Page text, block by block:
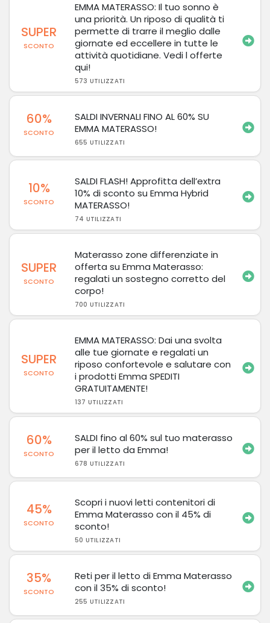
SUPER
SCONTO
EMMA MATERASSO: Il tuo sonno è
una priorità. Un riposo di qualità ti
permette di trarre il meglio dalle
giornate ed eccellere in tutte le
attività quotidiane. Vedi l offerte
qui!
573 UTILIZZATI
60%
SCONTO
SALDI INVERNALI FINO AL 60% SU
EMMA MATERASSO!
655 UTILIZZATI
10%
SCONTO
SALDI FLASH! Approfitta dell’extra
10% di sconto su Emma Hybrid
MATERASSO!
74 UTILIZZATI
SUPER
SCONTO
Materasso zone differenziate in
offerta su Emma Materasso:
regalati un sostegno corretto del
corpo!
700 UTILIZZATI
SUPER
SCONTO
EMMA MATERASSO: Dai una svolta
alle tue giornate e regalati un
riposo confortevole e salutare con
i prodotti Emma SPEDITI
GRATUITAMENTE!
137 UTILIZZATI
60%
SCONTO
SALDI fino al 60% sul tuo materasso
per il letto da Emma!
678 UTILIZZATI
45%
SCONTO
Scopri i nuovi letti contenitori di
Emma Materasso con il 45% di
sconto!
50 UTILIZZATI
35%
SCONTO
Reti per il letto di Emma Materasso
con il 35% di sconto!
255 UTILIZZATI